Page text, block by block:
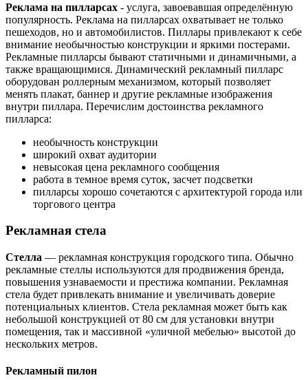
Реклама на пилларсах - услуга, завоевавшая определённую
популярность. Реклама на пилларсах охватывает не только
пешеходов, но и автомобилистов. Пиллары привлекают к себе
внимание необычностью конструкции и яркими постерами.
Рекламные пилларсы бывают статичными и динамичными, а
также вращающимися. Динамический рекламный пилларс
оборудован роллерным механизмом, который позволяет
менять плакат, баннер и другие рекламные изображения
внутри пиллара. Перечислим достоинства рекламного
пилларса:
необычность конструкции
широкий охват аудитории
невысокая цена рекламного сообщения
работа в темное время суток, засчет подсветки
пилларсы хорошо сочетаются с архитектурой города или
торгового центра
Рекламная стела
Стелла — рекламная конструкция городского типа. Обычно
рекламные стеллы используются для продвижения бренда,
повышения узнаваемости и престижа компании. Рекламная
стела будет привлекать внимание и увеличивать доверие
потенциальных клиентов. Стела рекламная может быть как
небольшой конструкцией от 80 см для установки внутри
помещения, так и массивной «уличной мебелью» высотой до
нескольких метров.
Рекламный пилон